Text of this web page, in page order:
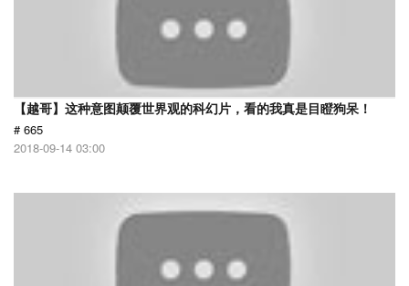
【越哥】这种意图颠覆世界观的科幻片，看的我真是目瞪狗呆！
# 665
2018-09-14 03:00